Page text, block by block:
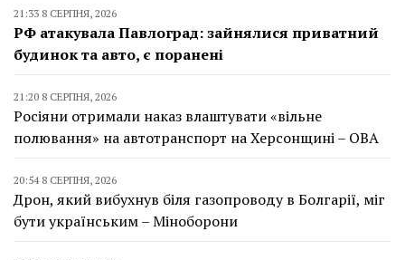
21:33 8 СЕРПНЯ, 2026
РФ атакувала Павлоград: зайнялися приватний
будинок та авто, є поранені
21:20 8 СЕРПНЯ, 2026
Росіяни отримали наказ влаштувати «вільне
полювання» на автотранспорт на Херсонщині – ОВА
20:54 8 СЕРПНЯ, 2026
Дрон, який вибухнув біля газопроводу в Болгарії, міг
бути українським – Міноборони